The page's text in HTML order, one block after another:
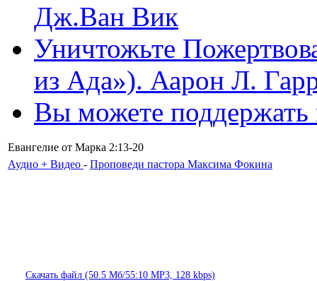
Дж.Ван Вик
Уничтожьте
из Ада»). Аарон Л.
Вы можете
Евангелие от Марка 2:13-20
Аудио + Видео - Проповеди пастора Максима Фокина
Скачать файл (50.5 Мб/55:10 MP3, 128 kbps)